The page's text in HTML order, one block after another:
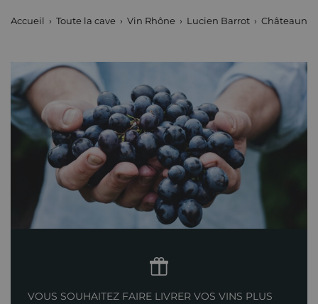
Accueil Toute la cave Vin Rhône Lucien Barrot
VOUS SOUHAITEZ FAIRE LIVRER VOS VINS PLUS